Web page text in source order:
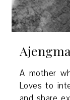
A mother
Loves to